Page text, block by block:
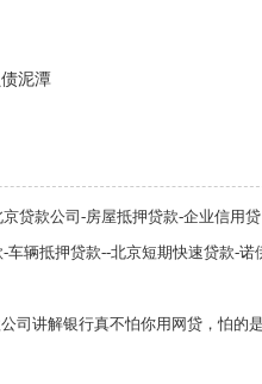
泥潭
贷款公司-房屋抵押贷款-企业信用贷
车辆抵押贷款--北京短期快速贷款-诺
司讲解银行真不怕你用网贷，怕的是